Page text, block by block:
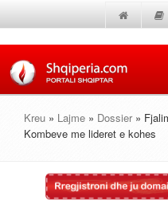
Kreu » Lajme » Dossier »
Kombeve me lideret e kohes